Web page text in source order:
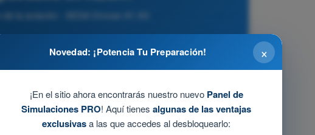
la aviación - AESA Drones A1-A3
operadores de AESA para que el Estado mantenga
incidencia legal o renovación.
×
Novedad: ¡Potencia Tu Preparación!
¡En el sitio ahora encontrarás nuestro nuevo Panel de
Simulaciones PRO! Aquí tienes algunas de las ventajas
exclusivasa las que accedes al desbloquearlo: